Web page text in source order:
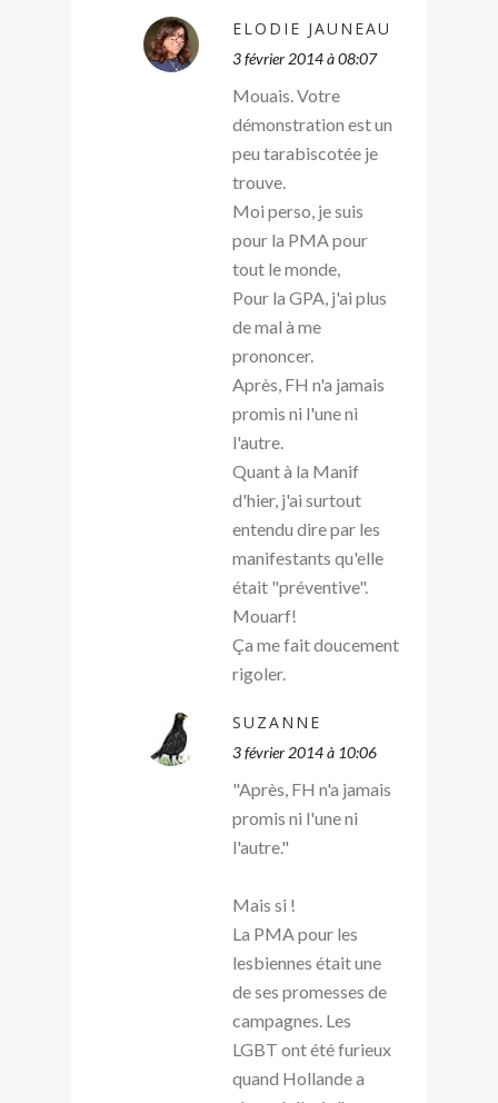
ELODIE JAUNEAU
3 février 2014 à 08:07
Mouais. Votre
démonstration est un
peu tarabiscotée je
trouve.
Moi perso, je suis
pour la PMA pour
tout le monde,
Pour la GPA, j'ai plus
de mal à me
prononcer.
Après, FH n'a jamais
promis ni l'une ni
l'autre.
Quant à la Manif
d'hier, j'ai surtout
entendu dire par les
manifestants qu'elle
était "préventive".
Mouarf!
Ça me fait doucement
rigoler.
SUZANNE
3 février 2014 à 10:06
"Après, FH n'a jamais
promis ni l'une ni
l'autre."
Mais si !
La PMA pour les
lesbiennes était une
de ses promesses de
campagnes. Les
LGBT ont été furieux
quand Hollande a